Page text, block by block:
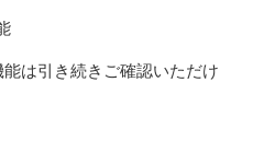
は引き続きご確認いただけ